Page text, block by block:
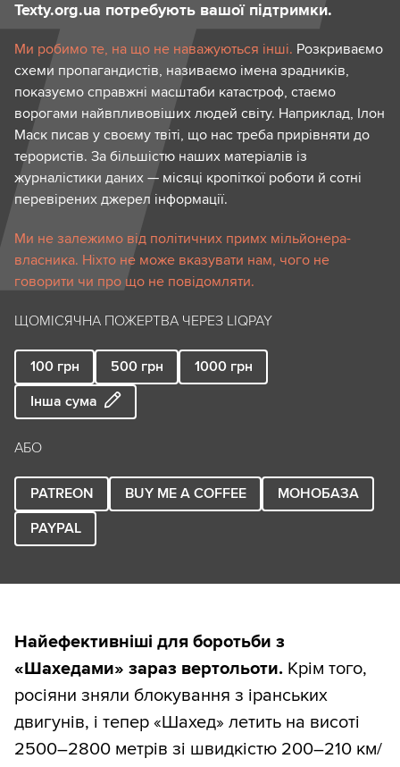
Texty.org.ua потребують вашої підтримки.
Ми робимо те, на що не наважуються інші. Розкриваємо
схеми пропагандистів, називаємо імена зрадників,
показуємо справжні масштаби катастроф, стаємо
ворогами найвпливовіших людей світу. Наприклад, Ілон
Маск писав у своєму твіті, що нас треба прирівняти до
терористів. За більшістю наших матеріалів із
журналістики даних — місяці кропіткої роботи й сотні
перевірених джерел інформації.
Ми не залежимо від політичних примх мільйонера-
власника. Ніхто не може вказувати нам, чого не
говорити чи про що не повідомляти.
ЩОМІСЯЧНА ПОЖЕРТВА ЧЕРЕЗ LIQPAY
100 грн 500 грн 1000 грн
Інша сума
АБО
PATREON BUY ME A COFFEE
МОНОБАЗА
PAYPAL
Найефективніші для боротьби з
«Шахедами» зараз вертольоти. Крім того,
росіяни зняли блокування з іранських
двигунів, і тепер «Шахед» летить на висоті
2500–2800 метрів зі швидкістю 200–210 км/